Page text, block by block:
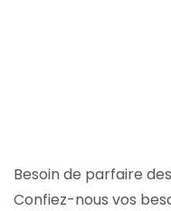
Besoin de parfaire
Confiez-nous vos